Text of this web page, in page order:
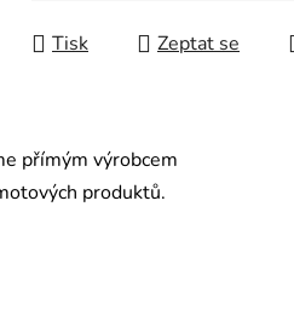
Tisk Zeptat se
přímým výrobcem
produktů.